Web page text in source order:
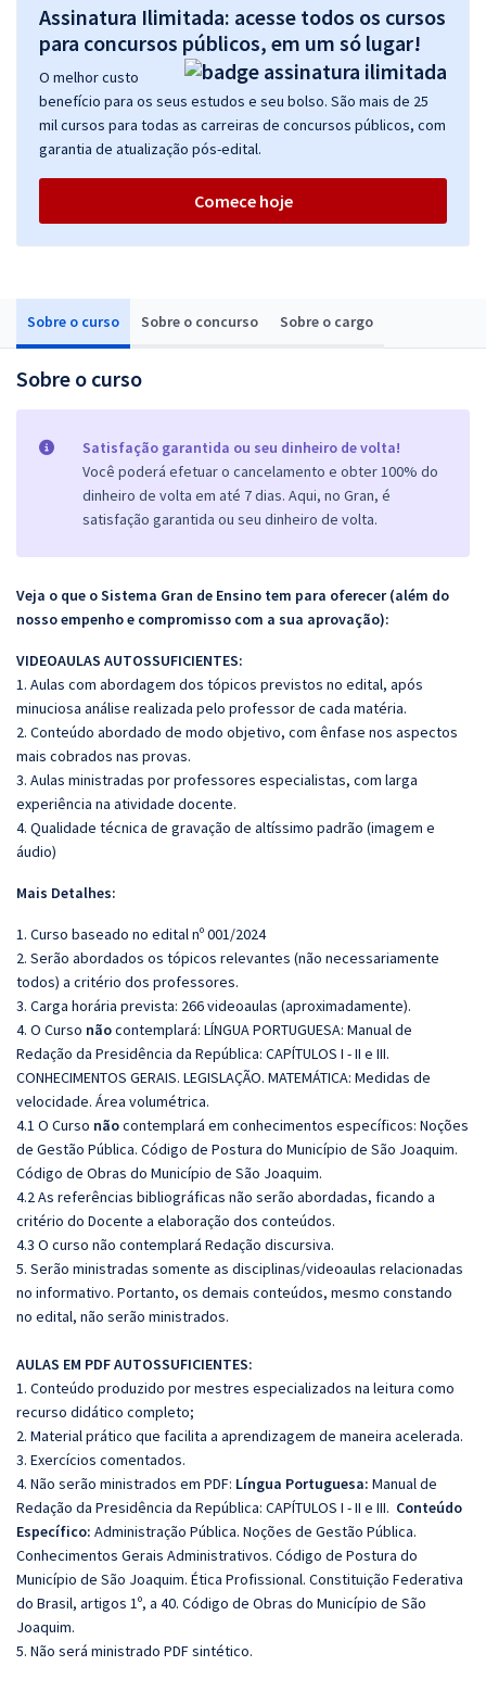
Sobre o curso Sobre o concurso Sobre o cargo
Sobre o curso
Satisfação garantida ou seu dinheiro de volta!
Você poderá efetuar o cancelamento e obter 100% do
dinheiro de volta em até 7 dias. Aqui, no Gran, é
satisfação garantida ou seu dinheiro de volta.
Veja o que o Sistema Gran de Ensino tem para oferecer (além do
nosso empenho e compromisso com a sua aprovação):
VIDEOAULAS AUTOSSUFICIENTES:
1. Aulas com abordagem dos tópicos previstos no edital, após
minuciosa análise realizada pelo professor de cada matéria.
2. Conteúdo abordado de modo objetivo, com ênfase nos aspectos
mais cobrados nas provas.
3. Aulas ministradas por professores especialistas, com larga
experiência na atividade docente.
4. Qualidade técnica de gravação de altíssimo padrão (imagem e
áudio)
Mais Detalhes:
1. Curso baseado no edital nº 001/2024
2. Serão abordados os tópicos relevantes (não necessariamente
todos) a critério dos professores.
3. Carga horária prevista: 266 videoaulas (aproximadamente).
4. O Curso nãocontemplará: LÍNGUA PORTUGUESA: Manual de
Redação da Presidência da República: CAPÍTULOS I - II e III.
CONHECIMENTOS GERAIS. LEGISLAÇÃO. MATEMÁTICA: Medidas de
velocidade. Área volumétrica.
4.1 O Curso nãocontemplará em conhecimentos específicos: Noções
de Gestão Pública. Código de Postura do Município de São Joaquim.
Código de Obras do Município de São Joaquim.
4.2 As referências bibliográficas não serão abordadas, ficando a
critério do Docente a elaboração dos conteúdos.
4.3 O curso não contemplará Redação discursiva.
5. Serão ministradas somente as disciplinas/videoaulas relacionadas
no informativo. Portanto, os demais conteúdos, mesmo constando
no edital, não serão ministrados.
AULAS EM PDF AUTOSSUFICIENTES:
1. Conteúdo produzido por mestres especializados na leitura como
recurso didático completo;
2. Material prático que facilita a aprendizagem de maneira acelerada.
3. Exercícios comentados.
4. Não serão ministrados em PDF: Língua Portuguesa: Manual de
Redação da Presidência da República: CAPÍTULOS I - II e III. Conteúdo
Específico: Administração Pública. Noções de Gestão Pública.
Conhecimentos Gerais Administrativos. Código de Postura do
Município de São Joaquim. Ética Profissional. Constituição Federativa
do Brasil, artigos 1º, a 40. Código de Obras do Município de São
Joaquim.
5. Não será ministrado PDF sintético.
Assinatura Ilimitada: acesse todos os cursos
para concursos públicos, em um só lugar!
O melhor custo
benefício para os seus estudos e seu bolso. São mais de 25
mil cursos para todas as carreiras de concursos públicos, com
garantia de atualização pós-edital.
Comece hoje